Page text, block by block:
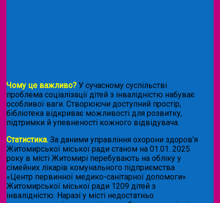
Чому це важливо? У сучасному суспільстві
проблема соціалізації дітей з інвалідністю набуває
особливої ваги. Створюючи доступний простір,
бібліотека відкриває можливості для розвитку,
підтримки й упевненості кожного відвідувача.
Статистика. За даними управління охорони здоров’я
Житомирської міської ради станом на 01.01. 2025
року в місті Житомирі перебувають на обліку у
сімейних лікарів комунального підприємства
«Центр первинної медико-санітарної допомоги»
Житомирської міської ради 1209 дітей з
інвалідністю. Наразі у місті недостатньо